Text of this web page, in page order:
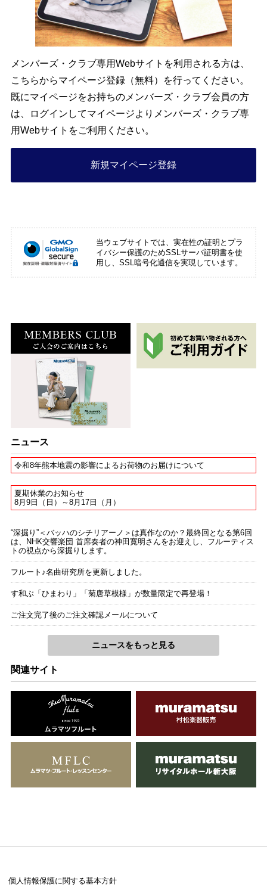
メンバーズ・クラブ専用Webサイトを利用される方は、
こちらからマイページ登録（無料）を行ってください。
既にマイページをお持ちのメンバーズ・クラブ会員の方
は、ログインしてマイページよりメンバーズ・クラブ専
用Webサイトをご利用ください。
新規マイページ登録
当ウェブサイトでは、実在性の証明とプラ
イバシー保護のためSSLサーバ証明書を使
用し、SSL暗号化通信を実現しています。
ニュース
令和8年熊本地震の影響によるお荷物のお届けについて
夏期休業のお知らせ
8月9日（日）～8月17日（月）
“深掘り”＜バッハのシチリアーノ＞は真作なのか？最終回となる第6回
は、NHK交響楽団 首席奏者の神田寛明さんをお迎えし、フルーティス
トの視点から深掘りします。
フルート♪名曲研究所を更新しました。
す和ぶ「ひまわり」「菊唐草模様」が数量限定で再登場！
ご注文完了後のご注文確認メールについて
ニュースをもっと見る
関連サイト
個人情報保護に関する基本方針